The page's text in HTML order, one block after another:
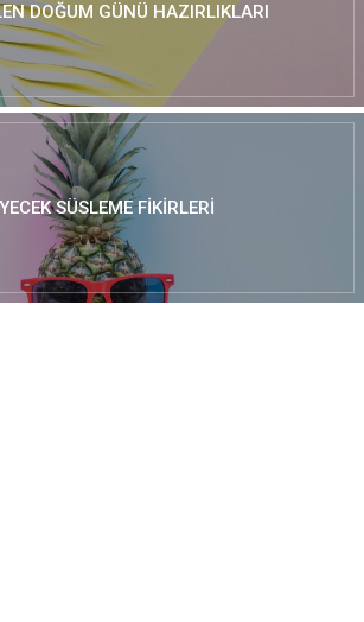
DOĞUM GÜNÜ HAZIRLIKLARI
SÜSLEME FIKIRLERI